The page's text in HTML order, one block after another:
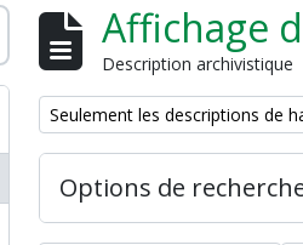
Affichage
Description archivistique
Remove filter:
Seulement les descriptions de
Options de